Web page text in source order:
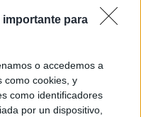
para
o accedemos a
como cookies, y
como identificadores
por un dispositivo,